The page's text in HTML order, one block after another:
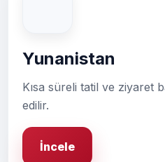
Yunanistan
Kısa süreli tatil ve ziyaret
edilir.
İncele